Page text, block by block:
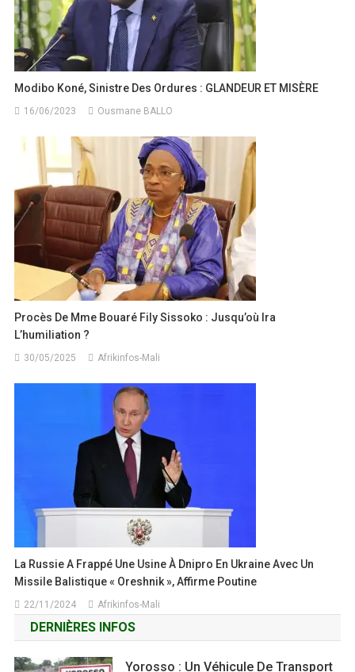
Modibo Koné, Sinistre Des Ordures : GLANDEUR ET MISÈRE
16/06/2023 Ousmane BALLO
Procès De Mme Bouaré Fily Sissoko : Jusqu’où Ira
L’humiliation ?
30/05/2025 Afrikinfos-Mali
La Russie A Frappé Une Usine À Dnipro En Ukraine Avec Un
Missile Balistique « Oreshnik », Affirme Poutine
22/11/2024 Afrikinfos-Mali
DERNIÈRES INFOS
Yorosso : Un Véhicule De Transport